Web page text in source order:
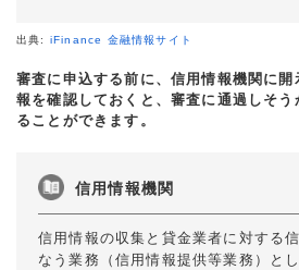
出典: iFinance 金融情報サイト
審査に申込する前に、信用情報機関に
報を確認しておくと、審査に通過しそ
ることができます。
信用情報機関
信用情報の収集と貸金業者に対する
なう業務（信用情報提供等業務）と